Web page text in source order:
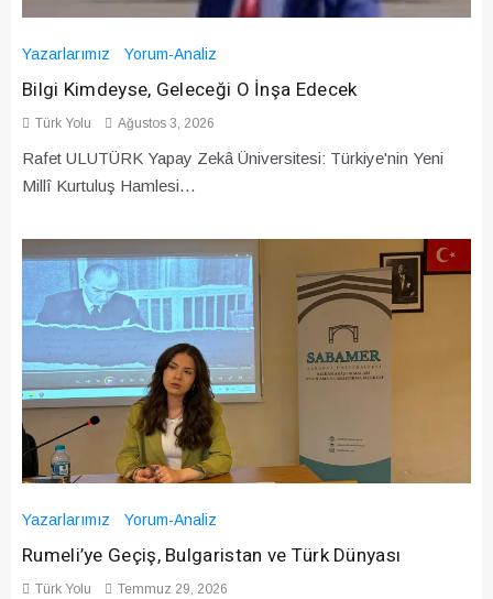
Yazarlarımız Yorum-Analiz
Bilgi Kimdeyse, Geleceği O İnşa Edecek
Türk Yolu Ağustos 3, 2026
Rafet ULUTÜRK Yapay Zekâ Üniversitesi: Türkiye'nin Yeni
Millî Kurtuluş Hamlesi…
Yazarlarımız Yorum-Analiz
Rumeli’ye Geçiş, Bulgaristan ve Türk Dünyası
Türk Yolu Temmuz 29, 2026